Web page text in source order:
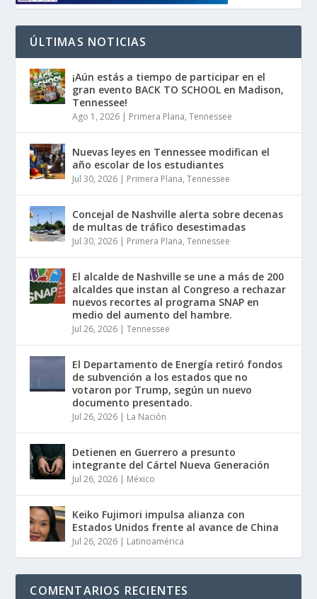
ÚLTIMAS NOTICIAS
¡Aún estás a tiempo de participar en el
gran evento BACK TO SCHOOL en Madison,
Tennessee!
Ago 1, 2026 | Primera Plana,Tennessee
Nuevas leyes en Tennessee modifican el
año escolar de los estudiantes
Jul 30, 2026 | Primera Plana,Tennessee
Concejal de Nashville alerta sobre decenas
de multas de tráfico desestimadas
Jul 30, 2026 | Primera Plana,Tennessee
El alcalde de Nashville se une a más de 200
alcaldes que instan al Congreso a rechazar
nuevos recortes al programa SNAP en
medio del aumento del hambre.
Jul 26, 2026 |Tennessee
El Departamento de Energía retiró fondos
de subvención a los estados que no
votaron por Trump, según un nuevo
documento presentado.
Jul 26, 2026 | La Nación
Detienen en Guerrero a presunto
integrante del Cártel Nueva Generación
Jul 26, 2026 | México
Keiko Fujimori impulsa alianza con
Estados Unidos frente al avance de China
Jul 26, 2026 | Latinoamérica
COMENTARIOS RECIENTES